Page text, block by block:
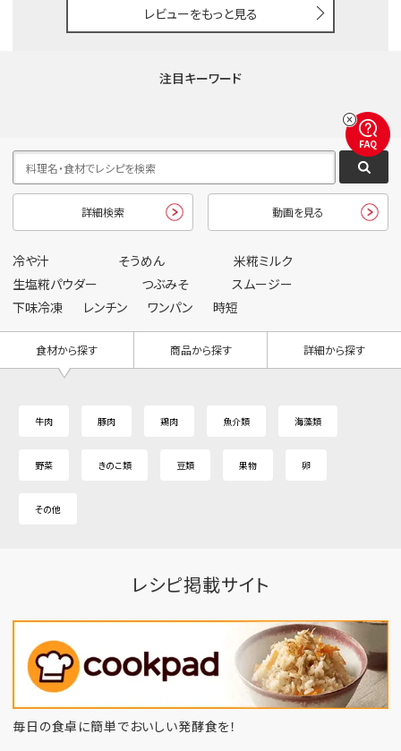
レビューをもっと見る
注目キーワード
詳細検索 動画を見る
冷や汁 そうめん
米糀ミルク
生塩糀パウダー
つぶみそ
スムージー
下味冷凍
レンチン ワンパン 時短
食材から探す 商品から探す 詳細から探す
牛肉 豚肉 鶏肉 魚介類 海藻類
野菜 きのこ類 豆類 果物 卵
その他
レシピ掲載サイト
毎日の食卓に簡単でおいしい発酵食を！
FAQ